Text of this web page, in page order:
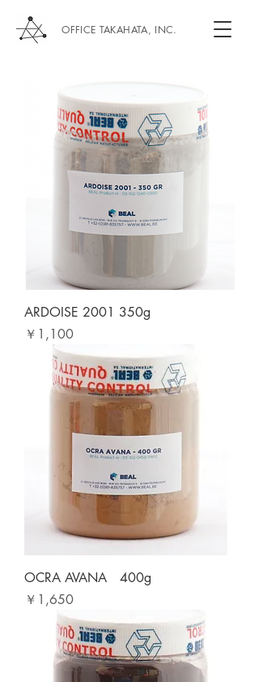
OFFICE TAKAHATA, INC.
ARDOISE 2001 350g
価格
￥1,100
OCRA AVANA 400g
価格
￥1,650